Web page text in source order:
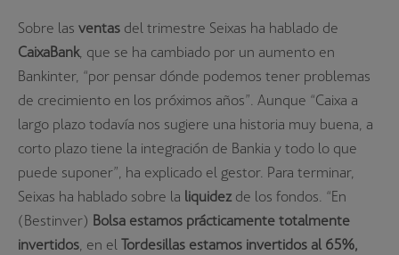
Sobre las ventas del trimestre Seixas ha hablado de
CaixaBank, que se ha cambiado por un aumento en
Bankinter, “por pensar dónde podemos tener problemas
de crecimiento en los próximos años”. Aunque “Caixa a
largo plazo todavía nos sugiere una historia muy buena, a
corto plazo tiene la integración de Bankia y todo lo que
puede suponer”, ha explicado el gestor. Para terminar,
Seixas ha hablado sobre la liquidezde los fondos. “En
(Bestinver) Bolsa estamos prácticamente totalmente
invertidos, en elTordesillas estamos invertidos al 65%,